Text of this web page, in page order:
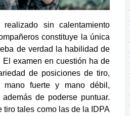
sin calentamiento
constituye la única
de verdad la habilidad de
examen en cuestión ha de
de posiciones de tiro,
mano fuerte y mano débil,
de poderse puntuar.
tiro tales como las de la IDPA